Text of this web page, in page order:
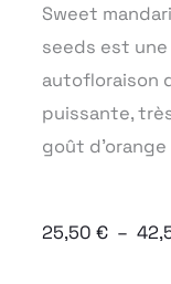
Sweet
seeds est
autofloraison
puissante,
goût
25,50 € –